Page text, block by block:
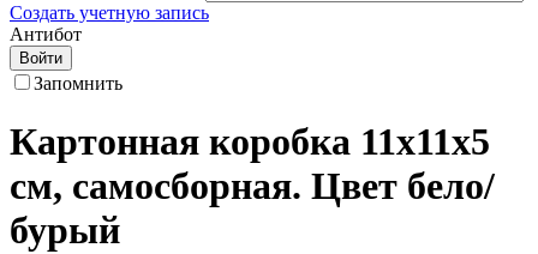
Создать учетную запись
Антибот
Войти
Запомнить
Картонная коробка 11х11х5
см, самосборная. Цвет бело/
бурый